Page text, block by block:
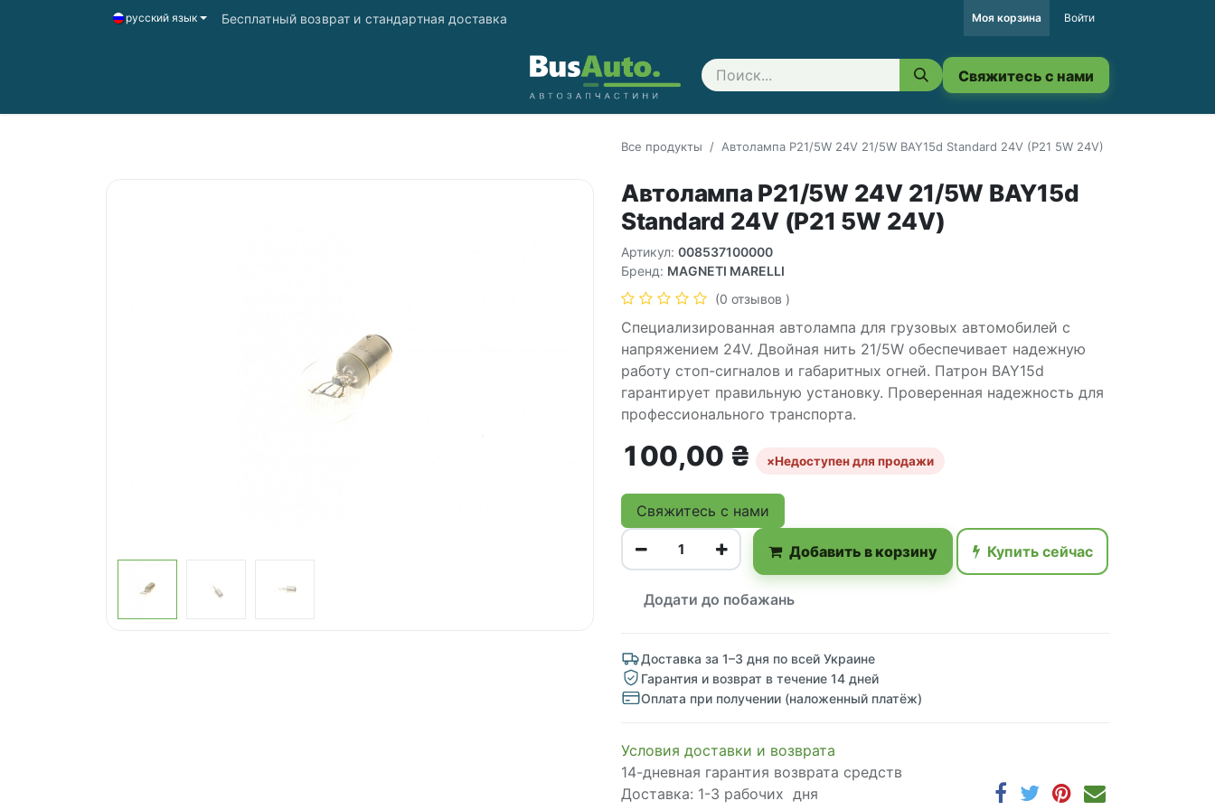
русский язык Бесплатный возврат и стандартная доставка Моя корзина Войти
Свяжитесь с нами Свяжитесь с нами
Все продукты Автолампа P21/5W 24V 21/5W BAY15d Standard 24V (P21 5W 24V)
Автолампа P21/5W 24V 21/5W BAY15d
Standard 24V (P21 5W 24V)
Артикул: 008537100000
Бренд: MAGNETI MARELLI
(0 отзывов )
Специализированная автолампа для грузовых автомобилей с
напряжением 24V. Двойная нить 21/5W обеспечивает надежную
работу стоп-сигналов и габаритных огней. Патрон BAY15d
гарантирует правильную установку. Проверенная надежность для
профессионального транспорта.
100,00 ₴ ×Недоступен для продажи
Свяжитесь с нами
Добавить в корзину Купить сейчас
Додати до побажань
Доставка за 1–3 дня по всей Украине
Гарантия и возврат в течение 14 дней
Оплата при получении (наложенный платёж)
Условия доставки и возврата
14-дневная гарантия возврата средств
Доставка: 1-3 рабочих дня